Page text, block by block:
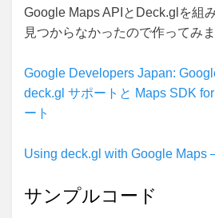
Google Maps APIとDeck.glを組
見つからなかったので作ってみま
Google Developers Japan:
deck.gl サポートと Maps SDK
ート
Using deck.gl with Google Maps
サンプルコード